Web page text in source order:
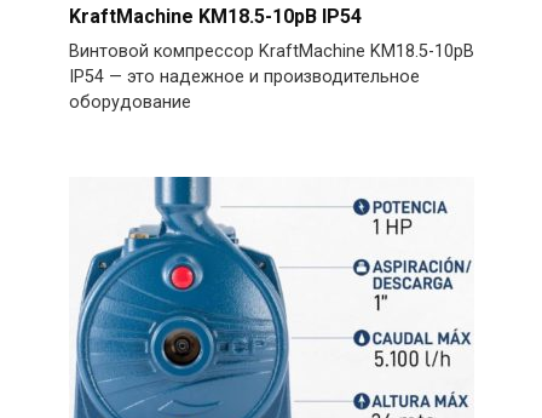
KraftMachine KM18.5-10рВ IP54
Винтовой компрессор KraftMachine KM18.5-10рВ
IP54 — это надежное и производительное
оборудование